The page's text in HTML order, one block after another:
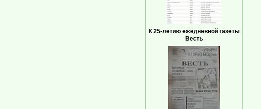
К 25-летию ежедневной газеты
Весть